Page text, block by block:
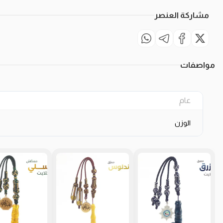
مشاركة العنصر
مواصفات
عام
الوزن